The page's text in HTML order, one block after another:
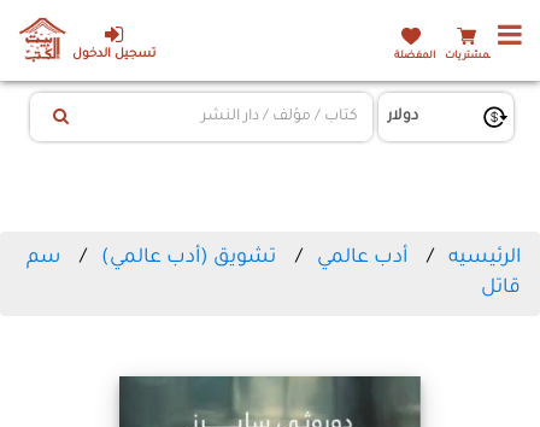
تسجيل الدخول المشتريات المفضلة
الرئيسيه أدب عالمي تشويق (أدب عالمي)
سم
قاتل